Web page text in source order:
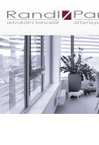
Čeština